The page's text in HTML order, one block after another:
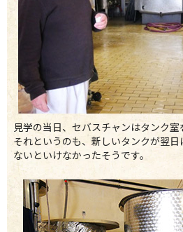
見学の当日、セバスチャンはタンク室
それというのも、新しいタンクが翌
ないといけなかったそうです。